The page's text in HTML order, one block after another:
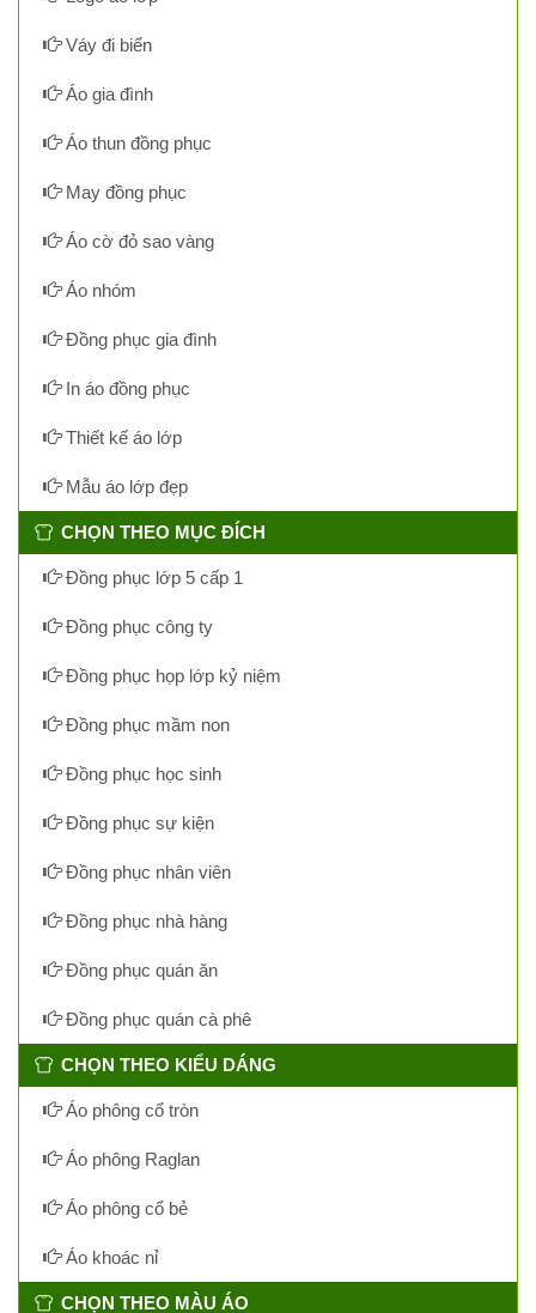
Váy đi biển
Áo gia đình
Áo thun đồng phục
May đồng phục
Áo cờ đỏ sao vàng
Áo nhóm
Đồng phục gia đình
In áo đồng phục
Thiết kế áo lớp
Mẫu áo lớp đẹp
CHỌN THEO MỤC ĐÍCH
Đồng phục lớp 5 cấp 1
Đồng phục công ty
Đồng phục họp lớp kỷ niệm
Đồng phục mầm non
Đồng phục học sinh
Đồng phục sự kiện
Đồng phục nhân viên
Đồng phục nhà hàng
Đồng phục quán ăn
Đồng phục quán cà phê
CHỌN THEO KIỂU DÁNG
Áo phông cổ tròn
Áo phông Raglan
Áo phông cổ bẻ
Áo khoác nỉ
CHỌN THEO MÀU ÁO